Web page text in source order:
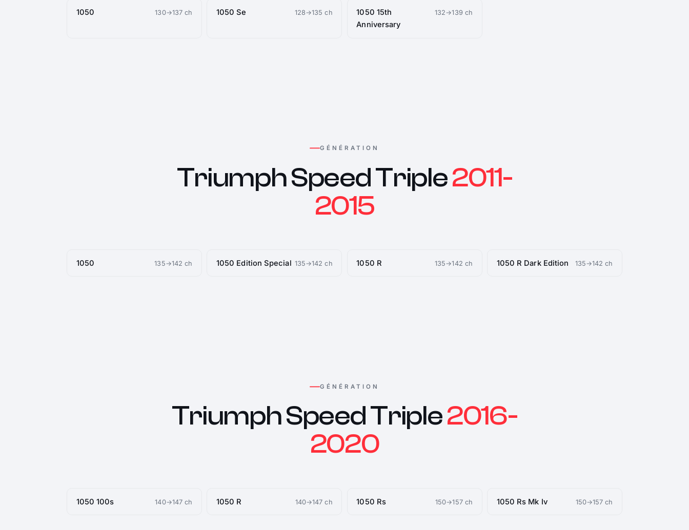
1050 130→137 ch 1050 Se 128→135 ch
1050 15th
Anniversary
132→139 ch
GÉNÉRATION
Triumph Speed Triple2011-
2015
1050 135→142 ch 1050 Edition Special 135→142 ch 1050 R 135→142 ch 1050 R Dark Edition 135→142 ch
GÉNÉRATION
Triumph Speed Triple2016-
2020
1050 100s 140→147 ch 1050 R 140→147 ch 1050 Rs 150→157 ch 1050 Rs Mk Iv 150→157 ch